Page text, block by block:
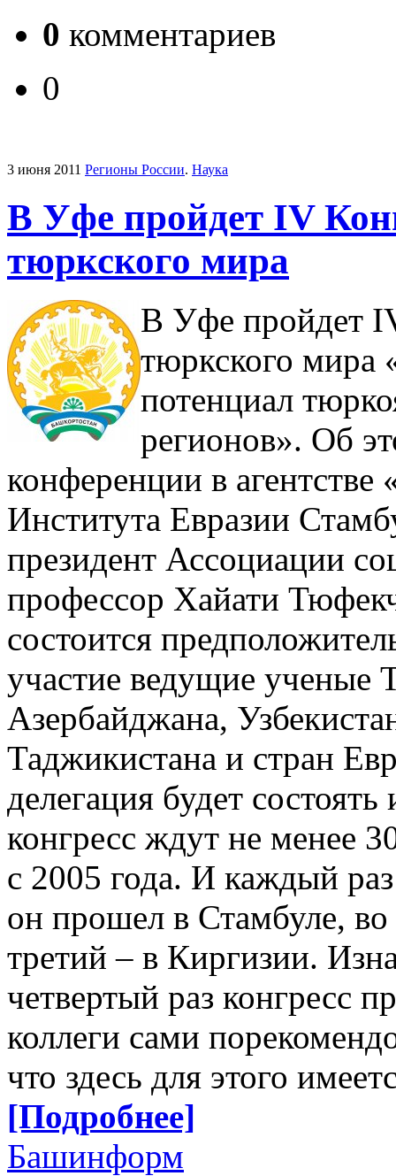
0 комментариев
0
3 июня 2011 Регионы России. Наука
В Уфе пройдет IV
тюркского мира
В Уфе пройдет
тюркского мира
потенциал
регионов». Об
конференции в
Института Евразии
президент Ассоциации
профессор Хайати
состоится
участие ведущие ученые
Азербайджана,
Таджикистана и стран
делегация будет
конгресс ждут не менее
с 2005 года. И каждый
он прошел в Стамбуле, во
третий – в Киргизии.
четвертый раз конгресс
коллеги сами
что здесь для этого
[Подробнее]
Башинформ